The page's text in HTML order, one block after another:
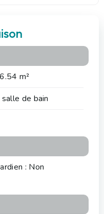
m²
salle de bain
: Non